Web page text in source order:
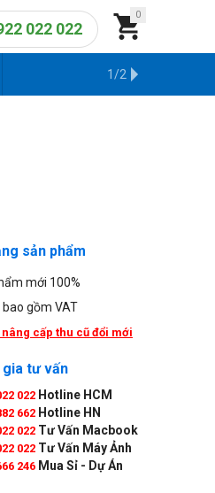
0

022 022
KHO HÀNG CŨ
1/2
sản phẩm
mới 100%
bao gồm VAT
nâng cấp thu cũ đổi mới
gia tư vấn
022 Hotline HCM
662 Hotline HN
022 Tư Vấn Macbook
022 Tư Vấn Máy Ảnh
246 Mua Sỉ - Dự Án